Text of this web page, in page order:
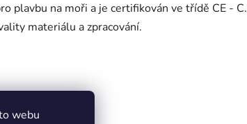
webu
plavbu na moři a je certifikován ve třídě CE - C.
materiálu a zpracování.